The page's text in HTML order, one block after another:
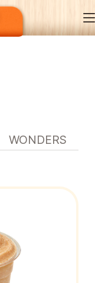
WONDERS